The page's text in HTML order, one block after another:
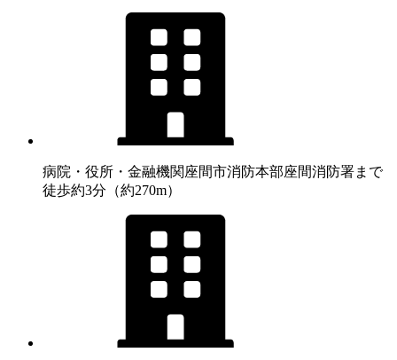
病院・役所・金融機関 座間市消防本部座間消防署まで
徒歩約3分（約270m）